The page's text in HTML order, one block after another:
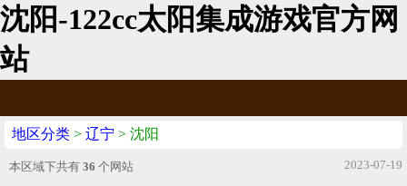
沈阳-122cc太阳集成游戏官方网
站
地区分类 > 辽宁 > 沈阳
本区域下共有 36 个网站 2023-07-19